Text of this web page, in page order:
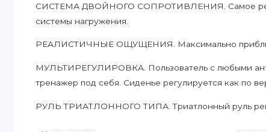
СИСТЕМА ДВОЙНОГО СОПРОТИВЛЕНИЯ. Самое
системы нагружения.
РЕАЛИСТИЧНЫЕ ОЩУЩЕНИЯ. Максимально
МУЛЬТИРЕГУЛИРОВКА. Пользователь с любыми
тренажер под себя. Сиденье регулируется как по
РУЛЬ ТРИАТЛОННОГО ТИПА. Триатлонный руль